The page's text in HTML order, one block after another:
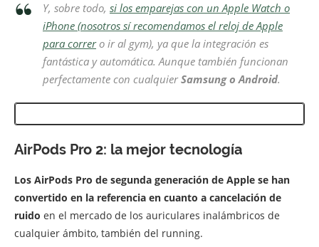
Y, sobre todo, si los emparejas con un Apple Watch o
iPhone (nosotros sí recomendamos el reloj de Apple
para correro ir al gym), ya que la integración es
fantástica y automática. Aunque también funcionan
perfectamente con cualquierSamsung o Android.
AirPods Pro 2: la mejor tecnología
Los AirPods Pro de segunda generación de Apple se han
convertido en la referencia en cuanto a cancelación de
ruido en el mercado de los auriculares inalámbricos de
cualquier ámbito, también del running.